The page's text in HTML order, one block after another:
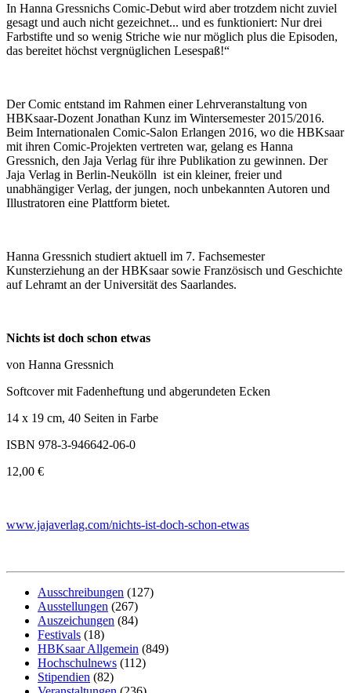
In Hanna Gressnichs Comic-Debut wird aber trotzdem nicht zuviel
gesagt und auch nicht gezeichnet... und es funktioniert: Nur drei
Farbstifte und so wenig Striche wie nur möglich plus die Episoden,
das bereitet höchst vergnüglichen Lesespaß!“
Der Comic entstand im Rahmen einer Lehrveranstaltung von
HBKsaar-Dozent Jonathan Kunz im Wintersemester 2015/2016.
Beim Internationalen Comic-Salon Erlangen 2016, wo die HBKsaar
mit ihren Comic-Projekten vertreten war, gelang es Hanna
Gressnich, den Jaja Verlag für ihre Publikation zu gewinnen. Der
Jaja Verlag in Berlin-Neukölln ist ein kleiner, freier und
unabhängiger Verlag, der jungen, noch unbekannten Autoren und
Illustratoren eine Plattform bietet.
Hanna Gressnich studiert aktuell im 7. Fachsemester
Kunsterziehung an der HBKsaar sowie Französisch und Geschichte
auf Lehramt an der Universität des Saarlandes.
Nichts ist doch schon etwas
von Hanna Gressnich
Softcover mit Fadenheftung und abgerundeten Ecken
14 x 19 cm, 40 Seiten in Farbe
ISBN 978-3-946642-06-0
12,00 €
www.jajaverlag.com/nichts-ist-doch-schon-etwas
Ausschreibungen (127)
Ausstellungen (267)
Auszeichungen (84)
Festivals (18)
HBKsaar Allgemein (849)
Hochschulnews (112)
Stipendien (82)